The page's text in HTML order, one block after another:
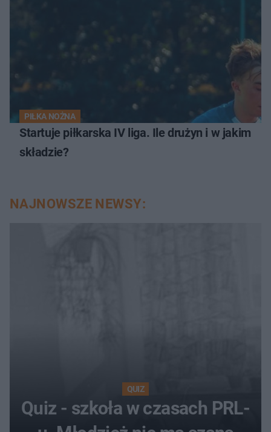
PIŁKA NOŻNA
Startuje piłkarska IV liga. Ile drużyn i w jakim
składzie?
NAJNOWSZE NEWSY:
QUIZ
Quiz - szkoła w czasach PRL-